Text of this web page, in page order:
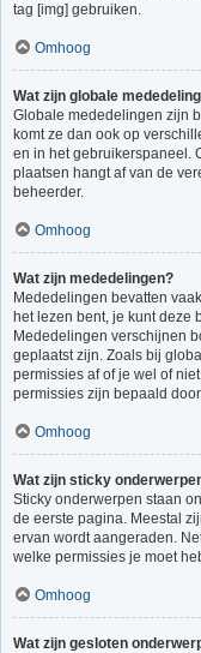
tag [img] gebruiken.
Omhoog
Wat zijn globale
Globale mededelingen zijn
komt ze dan ook op
en in het gebruikerspaneel.
plaatsen hangt af van de
beheerder.
Omhoog
Wat zijn mededelingen?
Mededelingen bevatten
het lezen bent, je kunt deze
Mededelingen verschijnen
geplaatst zijn. Zoals bij
permissies af of je wel of
permissies zijn bepaald
Omhoog
Wat zijn sticky
Sticky onderwerpen staan
de eerste pagina. Meestal
ervan wordt aangeraden.
welke permissies je moet
Omhoog
Wat zijn gesloten